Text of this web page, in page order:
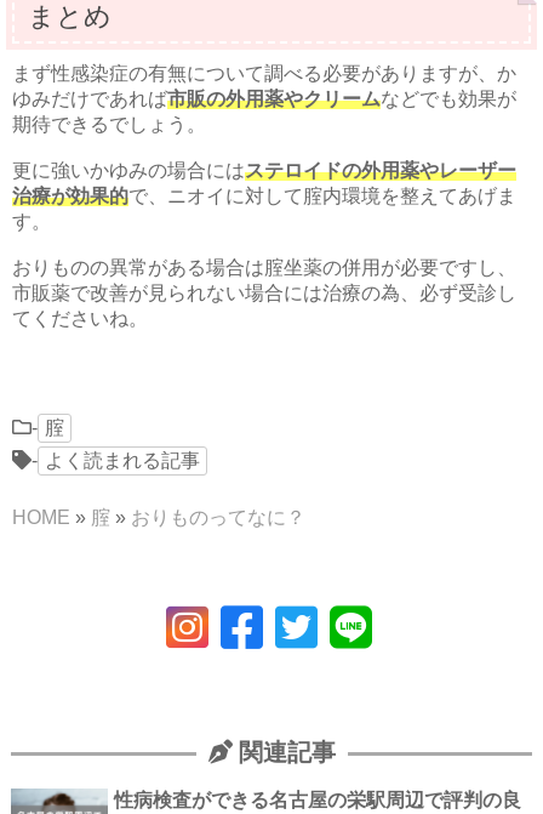
まとめ
まず性感染症の有無について調べる必要がありますが、か
ゆみだけであれば市販の外用薬やクリームなどでも効果が
期待できるでしょう。
更に強いかゆみの場合にはステロイドの外用薬やレーザー
治療が効果的で、ニオイに対して腟内環境を整えてあげま
す。
おりものの異常がある場合は腟坐薬の併用が必要ですし、
市販薬で改善が見られない場合には治療の為、必ず受診し
てくださいね。
- 腟
- よく読まれる記事
HOME » 腟 » おりものってなに？
関連記事
性病検査ができる名古屋の栄駅周辺で評判の良